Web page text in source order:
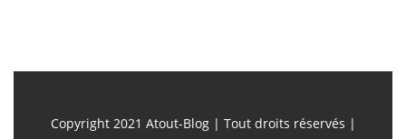
Copyright 2021 Atout-Blog | Tout droits réservés |